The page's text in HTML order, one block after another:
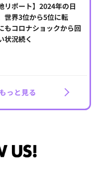
リポート】2024年の日
世界3位から5位に転
もコロナショックから回
状況続く
っと見る